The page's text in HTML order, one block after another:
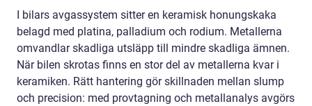
I bilars avgassystem sitter en keramisk honungskaka
belagd med platina, palladium och rodium. Metallerna
omvandlar skadliga utsläpp till mindre skadliga ämnen.
När bilen skrotas finns en stor del av metallerna kvar i
keramiken. Rätt hantering gör skillnaden mellan slump
och precision: med provtagning och metallanalys avgörs